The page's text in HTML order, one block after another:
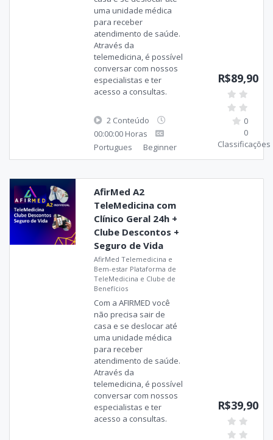
uma unidade médica
para receber
atendimento de saúde.
Através da
telemedicina, é possível
conversar com nossos
especialistas e ter
acesso a consultas.
2 Conteúdo
00:00:00 Horas
Portugues
Beginner
R$89,90
0
0
Classificações
AfirMed A2
TeleMedicina com
Clínico Geral 24h +
Clube Descontos +
Seguro de Vida
AfirMed Telemedicina e
Bem-estar Plataforma de
TeleMedicina e Clube de
Benefícios
Com a AFIRMED você
não precisa sair de
casa e se deslocar até
uma unidade médica
para receber
atendimento de saúde.
Através da
telemedicina, é possível
conversar com nossos
especialistas e ter
acesso a consultas.
R$39,90